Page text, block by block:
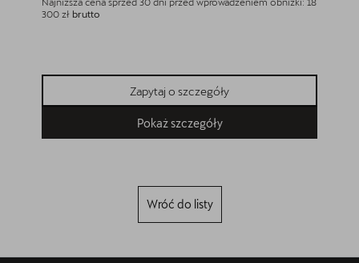
300 zł brutto
Zapytaj o szczegóły
Pokaż szczegóły
Wróć do listy